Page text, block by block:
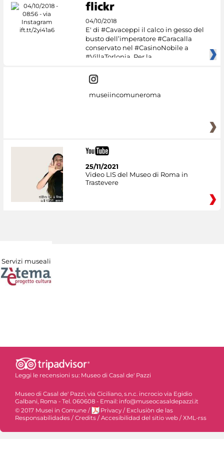
04/10/2018
E' di #Cavaceppi il calco in gesso del
busto dell’imperatore #Caracalla
conservato nel #CasinoNobile a
#VillaTorlonia. Per la
museiincomuneroma
25/11/2021
Video LIS del Museo di Roma in
Trastevere
Servizi museali
Leggi le recensioni su: Museo di Casal de' Pazzi
Museo di Casal de' Pazzi, via Ciciliano, s.n.c. incrocio via Egidio
Galbani, Roma - Tel. 060608 - Email: info@museocasaldepazzi.it
© 2017 Musei in Comune / Privacy / Exclusiòn de las
Responsabilidades / Credits / Accesibilidad del sitio web / XML-rss